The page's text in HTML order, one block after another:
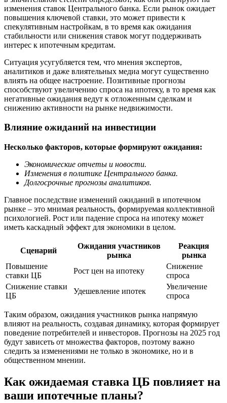
изменения ставок Центрального банка. Если рынок ожидает
повышения ключевой ставки, это может привести к
спекулятивным настройкам, в то время как ожидания
стабильности или снижения ставок могут поддерживать
интерес к ипотечным кредитам.
Ситуация усугубляется тем, что мнения экспертов,
аналитиков и даже влиятельных медиа могут существенно
влиять на общее настроение. Позитивные прогнозы
способствуют увеличению спроса на ипотеку, в то время как
негативные ожидания ведут к отложенным сделкам и
снижению активности на рынке недвижимости.
Влияние ожиданий на инвестиции
Несколько факторов, которые формируют ожидания:
Экономические отчеты и новости.
Изменения в политике Центрального банка.
Долгосрочные прогнозы аналитиков.
Главное последствие изменений ожиданий в ипотечном
рынке – это мнимая реальность, формируемая коллективной
психологией. Рост или падение спроса на ипотеку может
иметь каскадный эффект для экономики в целом.
Сценарий
Ожидания участников
рынка
Реакция
рынка
Повышение
ставки ЦБ
Рост цен на ипотеку
Снижение
спроса
Снижение ставки
ЦБ
Удешевление ипотек
Увеличение
спроса
Таким образом, ожидания участников рынка напрямую
влияют на реальность, создавая динамику, которая формирует
поведение потребителей и инвесторов. Прогнозы на 2025 год
будут зависеть от множества факторов, поэтому важно
следить за изменениями не только в экономике, но и в
общественном мнении.
Как ожидаемая ставка ЦБ повлияет на
ваши ипотечные планы?